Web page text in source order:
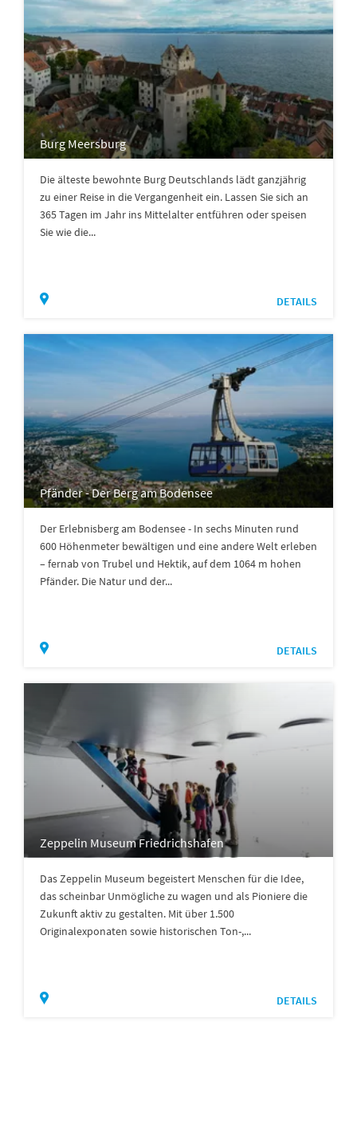
Burg Meersburg
Die älteste bewohnte Burg Deutschlands lädt ganzjährig
zu einer Reise in die Vergangenheit ein. Lassen Sie sich an
365 Tagen im Jahr ins Mittelalter entführen oder speisen
Sie wie die...
DETAILS
Pfänder - Der Berg am Bodensee
Der Erlebnisberg am Bodensee - In sechs Minuten rund
600 Höhenmeter bewältigen und eine andere Welt erleben
– fernab von Trubel und Hektik, auf dem 1064 m hohen
Pfänder. Die Natur und der...
DETAILS
Zeppelin Museum Friedrichshafen
Das Zeppelin Museum begeistert Menschen für die Idee,
das scheinbar Unmögliche zu wagen und als Pioniere die
Zukunft aktiv zu gestalten. Mit über 1.500
Originalexponaten sowie historischen Ton-,...
DETAILS